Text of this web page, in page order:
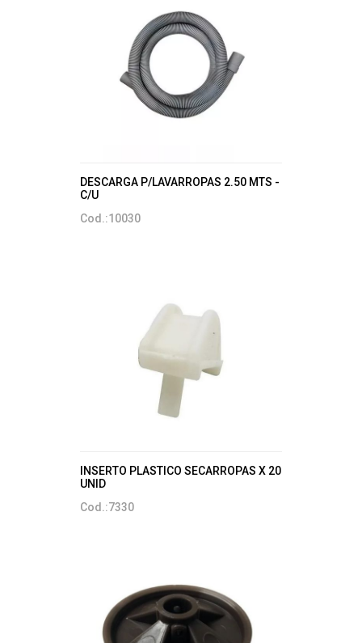
DESCARGA P/LAVARROPAS 2.50 MTS -
C/U
Cod.:10030
INSERTO PLASTICO SECARROPAS X 20
UNID
Cod.:7330